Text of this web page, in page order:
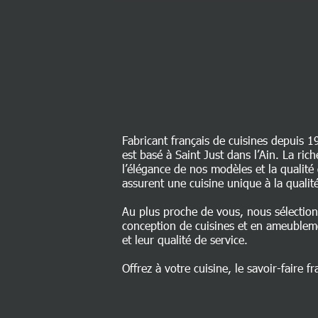
Fabricant français de cuisines depuis
est basé à Saint Just dans l’Ain. La
l’élégance de nos modèles et la
assurent une cuisine unique à la
Au plus proche de vous, nous
conception de cuisines et en
et leur qualité de service.
Offrez à votre cuisine, le savoir-faire